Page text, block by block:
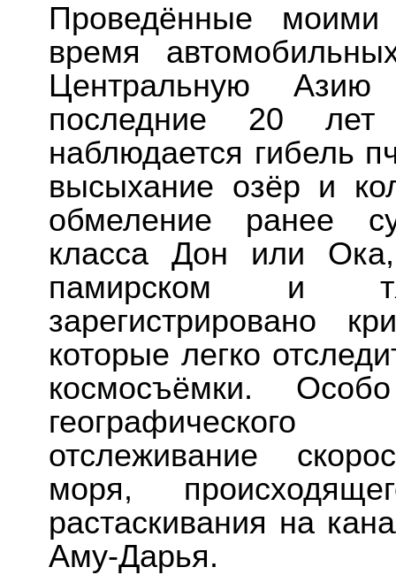
Проведённые
время
Центральную Азию
последние 20
наблюдается гибель
высыхание озёр и
обмеление ранее
класса Дон или
памирском и
зарегистрировано
которые легко
космосъёмки.
отслеживание
моря,
растаскивания на
Аму-Дарья.